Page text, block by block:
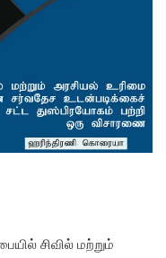
சிவில் மற்றும்